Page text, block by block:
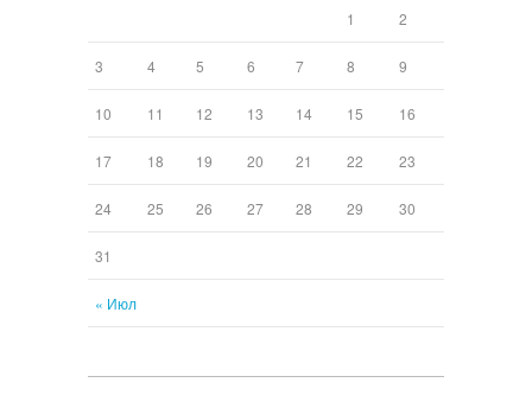
« Июл
1 2
3 4 5 6 7 8 9
10 11 12 13 14 15 16
17 18 19 20 21 22 23
24 25 26 27 28 29 30
31